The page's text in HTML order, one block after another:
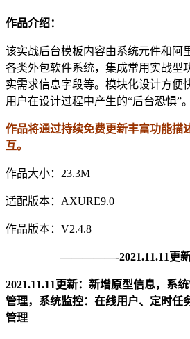
作品介绍：
该实战后台模板内容由系统元件和阿
各类外包软件系统，集成常用实战型
实需求信息字段等。模块化设计方便
用户在设计过程中产生的“后台恐惧”。
作品将通过持续免费更新丰富功能描
互。
作品大小：23.3M
适配版本：AXURE9.0
作品版本：V2.4.8
—————-2021.11.11
2021.11.11更新：新增原型信息，系
管理，系统监控：在线用户、定时任
管理